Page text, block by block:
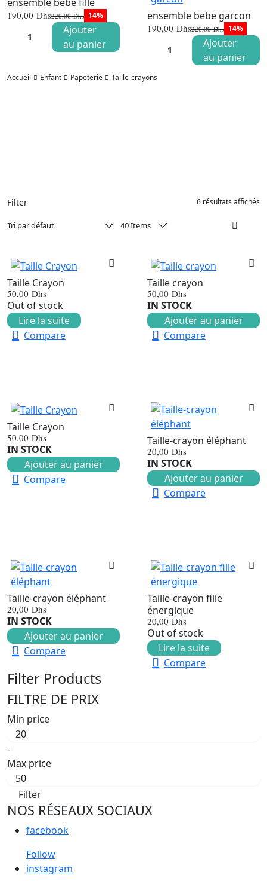
220,00Dhs
Le
prix
initial
était :
190,00 Dhs
Le
prix
actuel
est :
14%
Ajouter
au panier
ensemble bebe garcon
220,00Dhs
Le
prix
initial
était :
190,00 Dhs
Le
prix
actuel
est :
14%
Ajouter
au panier
Accueil Enfant Papeterie Taille-crayons
Filter 6 résultats affichés
Taille Crayon
50,00 Dhs
Out of stock
Lire la suite
Compare
Taille crayon
50,00 Dhs
IN STOCK
Ajouter au panier
Compare
Taille Crayon
50,00 Dhs
IN STOCK
Ajouter au panier
Compare
Taille-crayon éléphant
20,00 Dhs
IN STOCK
Ajouter au panier
Compare
Taille-crayon éléphant
20,00 Dhs
IN STOCK
Ajouter au panier
Compare
Taille-crayon fille
énergique
20,00 Dhs
Out of stock
Lire la suite
Compare
Filter Products
FILTRE DE PRIX
Min price
-
Max price
Filter
NOS RÉSEAUX SOCIAUX
facebook
Follow
instagram